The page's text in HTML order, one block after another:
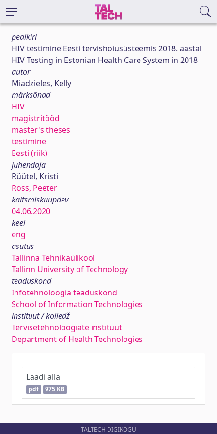
pealkiri
HIV testimine Eesti tervishoiusüsteemis 2018. aastal
HIV Testing in Estonian Health Care System in 2018
autor
Miadzieles, Kelly
märksõnad
HIV
magistritööd
master's theses
testimine
Eesti (riik)
juhendaja
Rüütel, Kristi
Ross, Peeter
kaitsmiskuupäev
04.06.2020
keel
eng
asutus
Tallinna Tehnikaülikool
Tallinn University of Technology
teaduskond
Infotehnoloogia teaduskond
School of Information Technologies
instituut / kolledž
Tervisetehnoloogiate instituut
Department of Health Technologies
Laadi alla
pdf 975 KB
TALTECH DIGIKOGU